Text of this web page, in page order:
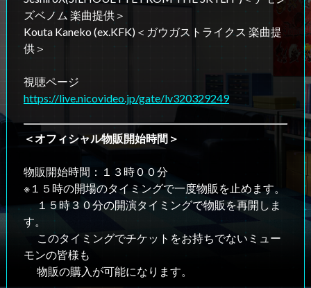
ズベノム 楽曲提供＞
Kouta Kaneko (ex.KFK)＜ガウガストライクス 楽曲提
供＞
視聴ページ
https://live.nicovideo.jp/gate/lv320329249
＜オフィシャル物販開始時間＞
物販開始時間：１３時００分
※１５時の開場のタイミングで一度物販を止めます。
１５時３０分の開演タイミングで物販を再開しま
す。
このタイミングでチケットをお持ちでないミュー
モンの皆様も
物販の購入が可能になります。